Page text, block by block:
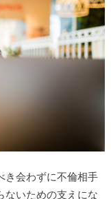
き会わずに不倫相手
ないための支えにな